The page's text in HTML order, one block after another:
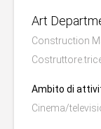
Art
Construction
Ambito di
Cinema/